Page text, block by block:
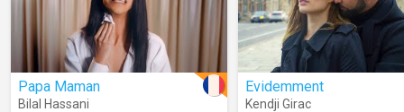
Papa Maman
Bilal Hassani
Evidemment
Kendji Girac